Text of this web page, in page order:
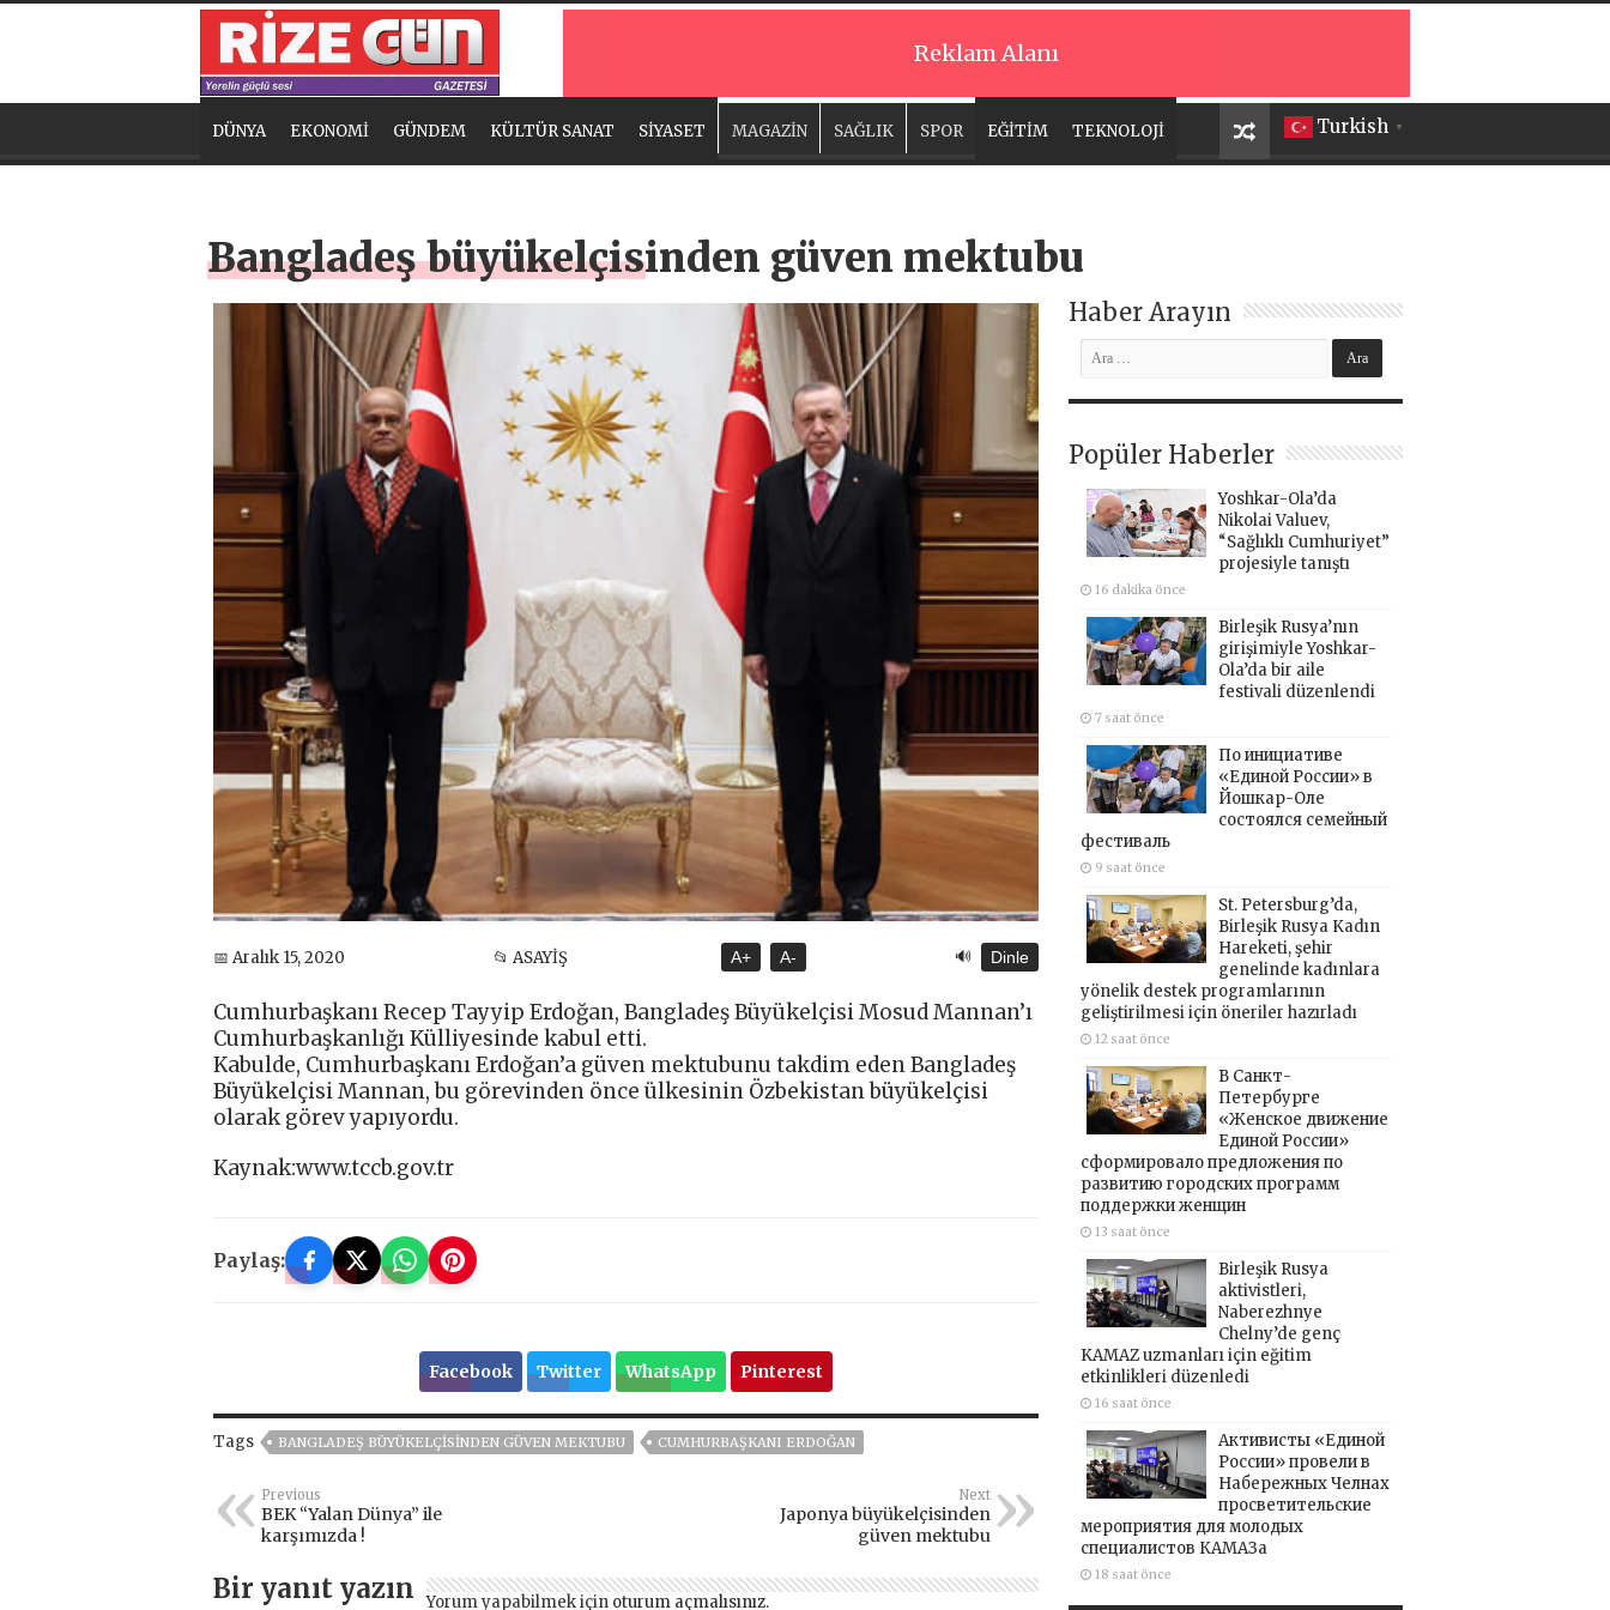
Reklam Alanı
Turkish ▼
DÜNYA EKONOMİ GÜNDEM KÜLTÜR SANAT SİYASET MAGAZİN SAĞLIK SPOR EĞİTİM TEKNOLOJİ
Bangladeş büyükelçisinden güven mektubu
📅 Aralık 15, 2020 📂 ASAYİŞ A+ A- 🔊 Dinle
Cumhurbaşkanı Recep Tayyip Erdoğan, Bangladeş Büyükelçisi Mosud Mannan’ı
Cumhurbaşkanlığı Külliyesinde kabul etti.
Kabulde, Cumhurbaşkanı Erdoğan’a güven mektubunu takdim eden Bangladeş
Büyükelçisi Mannan, bu görevinden önce ülkesinin Özbekistan büyükelçisi
olarak görev yapıyordu.
Kaynak:www.tccb.gov.tr
Paylaş:
Facebook Twitter WhatsApp Pinterest
Tags BANGLADEŞ BÜYÜKELÇISINDEN GÜVEN MEKTUBU CUMHURBAŞKANI ERDOĞAN
Previous
BEK “Yalan Dünya” ile
karşımızda !
Next
Japonya büyükelçisinden
güven mektubu
Bir yanıt yazın Yorum yapabilmek için oturum açmalısınız.
Haber Arayın
Popüler Haberler
Yoshkar-Ola’da
Nikolai Valuev,
“Sağlıklı Cumhuriyet”
projesiyle tanıştı
16 dakika önce
Birleşik Rusya’nın
girişimiyle Yoshkar-
Ola’da bir aile
festivali düzenlendi
7 saat önce
По инициативе
«Единой России» в
Йошкар-Оле
состоялся семейный
фестиваль
9 saat önce
St. Petersburg’da,
Birleşik Rusya Kadın
Hareketi, şehir
genelinde kadınlara
yönelik destek programlarının
geliştirilmesi için öneriler hazırladı
12 saat önce
В Санкт-
Петербурге
«Женское движение
Единой России»
сформировало предложения по
развитию городских программ
поддержки женщин
13 saat önce
Birleşik Rusya
aktivistleri,
Naberezhnye
Chelny’de genç
KAMAZ uzmanları için eğitim
etkinlikleri düzenledi
16 saat önce
Активисты «Единой
России» провели в
Набережных Челнах
просветительские
мероприятия для молодых
специалистов КАМАЗа
18 saat önce